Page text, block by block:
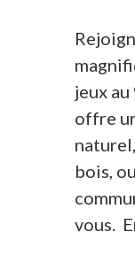
jeux
offre
bois,
vous.